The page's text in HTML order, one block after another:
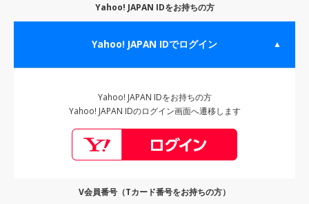
Yahoo! JAPAN IDをお持ちの方
Yahoo! JAPAN IDでログイン ▲
Yahoo! JAPAN IDをお持ちの方
Yahoo! JAPAN IDのログイン画面へ遷移します
V会員番号（Tカード番号をお持ちの方）